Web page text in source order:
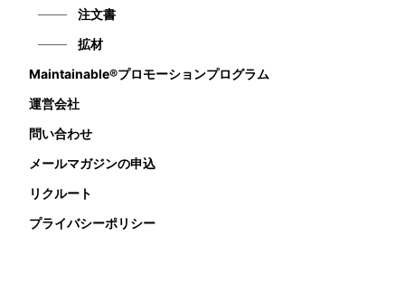
注文書
拡材
Maintainable®プロモーションプログラム
運営会社
問い合わせ
メールマガジンの申込
リクルート
プライバシーポリシー